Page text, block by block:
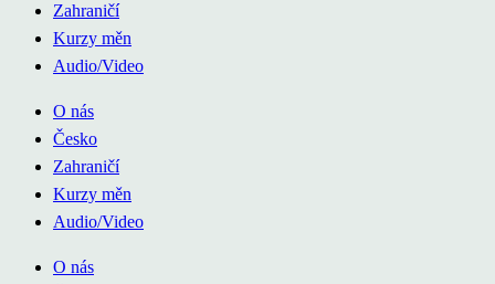
Zahraničí
Kurzy měn
Audio/Video
O nás
Česko
Zahraničí
Kurzy měn
Audio/Video
O nás